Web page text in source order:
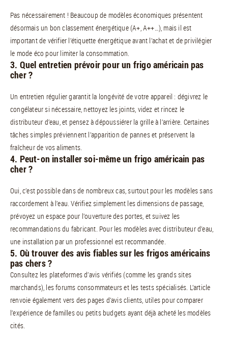
Pas nécessairement ! Beaucoup de modèles économiques présentent
désormais un bon classement énergétique (A+, A++…), mais il est
important de vérifier l’étiquette énergétique avant l’achat et de privilégier
le mode éco pour limiter la consommation.
3. Quel entretien prévoir pour un frigo américain pas
cher ?
Un entretien régulier garantit la longévité de votre appareil : dégivrez le
congélateur si nécessaire, nettoyez les joints, videz et rincez le
distributeur d’eau, et pensez à dépoussiérer la grille à l’arrière. Certaines
tâches simples préviennent l’apparition de pannes et préservent la
fraîcheur de vos aliments.
4. Peut-on installer soi-même un frigo américain pas
cher ?
Oui, c’est possible dans de nombreux cas, surtout pour les modèles sans
raccordement à l’eau. Vérifiez simplement les dimensions de passage,
prévoyez un espace pour l’ouverture des portes, et suivez les
recommandations du fabricant. Pour les modèles avec distributeur d’eau,
une installation par un professionnel est recommandée.
5. Où trouver des avis fiables sur les frigos américains
pas chers ?
Consultez les plateformes d’avis vérifiés (comme les grands sites
marchands), les forums consommateurs et les tests spécialisés. L’article
renvoie également vers des pages d’avis clients, utiles pour comparer
l’expérience de familles ou petits budgets ayant déjà acheté les modèles
cités.